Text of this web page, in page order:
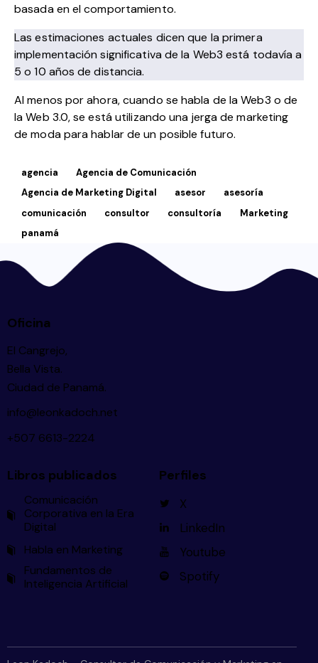
basada en el comportamiento.
Las estimaciones actuales dicen que la primera
implementación significativa de la Web3 está todavía a
5 o 10 años de distancia.
Al menos por ahora, cuando se habla de la Web3 o de
la Web 3.0, se está utilizando una jerga de marketing
de moda para hablar de un posible futuro.
agencia
Agencia de Comunicación
Agencia de Marketing Digital
asesor
asesoría
comunicación
consultor consultoría
Marketing
panamá
Oficina
El Cangrejo,
Bella Vista.
Ciudad de Panamá.
info@leonkadoch.net
+507 6613-2224
Libros publicados
Comunicación
Corporativa en la Era
Digital
Habla en Marketing
Fundamentos de
Inteligencia Artificial
Perfiles
X
LinkedIn
Youtube
Spotify